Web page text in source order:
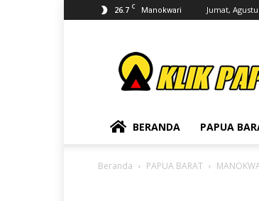
26.7 C Manokwari Jumat,
BERANDA PAPUA
Beranda PAPUA BARAT